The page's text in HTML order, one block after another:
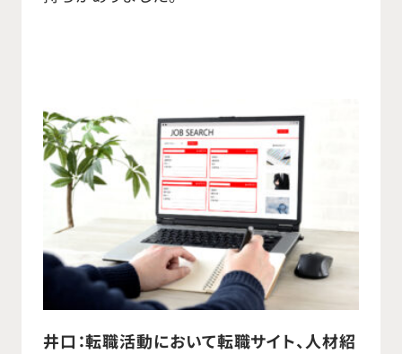
井口：転職活動において転職サイト、人材紹